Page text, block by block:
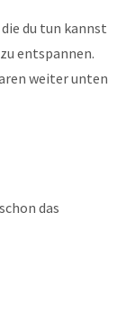
du tun kannst
entspannen.
weiter unten
das